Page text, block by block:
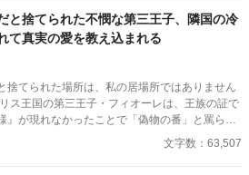
強制恋愛コメディのつもりです！！
と捨てられた不憫な第三王子、隣国の冷
て真実の愛を教え込まれる
捨てられた場所は、私の居場所ではありません
ス王国の第三王子・フィオーレは、王族の証で
』が現れなかったことで「偽物の番」と罵ら
と追放される。 死を覚悟した彼の前に現れたの
帝国の「冷徹皇帝」ヴォルフラムだった。
文字数：63,507